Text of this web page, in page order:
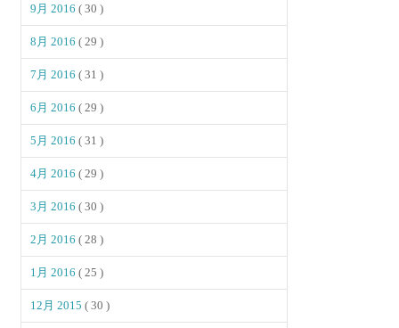
9月 2016( 30 )
8月 2016( 29 )
7月 2016( 31 )
6月 2016( 29 )
5月 2016( 31 )
4月 2016( 29 )
3月 2016( 30 )
2月 2016( 28 )
1月 2016( 25 )
12月 2015( 30 )